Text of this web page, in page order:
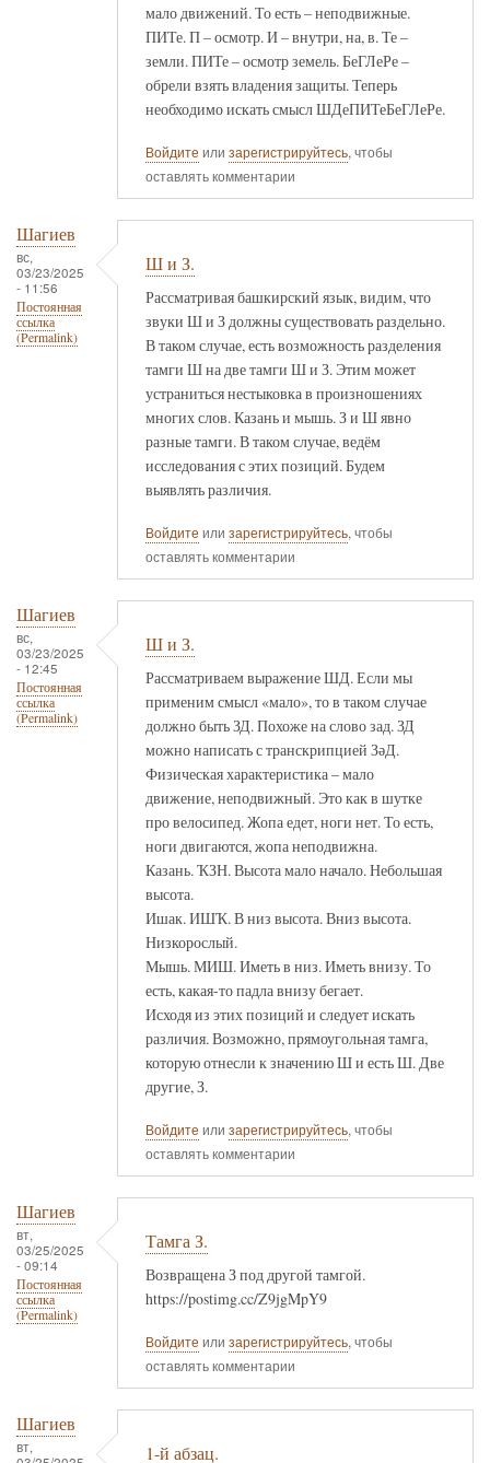
мало движений. То есть – неподвижные.
ПИТе. П – осмотр. И – внутри, на, в. Те –
земли. ПИТе – осмотр земель. БеГЛеРе –
обрели взять владения защиты. Теперь
необходимо искать смысл ШДеПИТеБеГЛеРе.
Войдите или зарегистрируйтесь, чтобы
оставлять комментарии
Шагиев
вс,
03/23/2025
- 11:56
Постоянная
ссылка
(Permalink)
Ш и З.
Рассматривая башкирский язык, видим, что
звуки Ш и З должны существовать раздельно.
В таком случае, есть возможность разделения
тамги Ш на две тамги Ш и З. Этим может
устраниться нестыковка в произношениях
многих слов. Казань и мышь. З и Ш явно
разные тамги. В таком случае, ведём
исследования с этих позиций. Будем
выявлять различия.
Войдите или зарегистрируйтесь, чтобы
оставлять комментарии
Шагиев
вс,
03/23/2025
- 12:45
Постоянная
ссылка
(Permalink)
Ш и З.
Рассматриваем выражение ШД. Если мы
применим смысл «мало», то в таком случае
должно быть ЗД. Похоже на слово зад. ЗД
можно написать с транскрипцией ЗәД.
Физическая характеристика – мало
движение, неподвижный. Это как в шутке
про велосипед. Жопа едет, ноги нет. То есть,
ноги двигаются, жопа неподвижна.
Казань. ҠЗН. Высота мало начало. Небольшая
высота.
Ишак. ИШҠ. В низ высота. Вниз высота.
Низкорослый.
Мышь. МИШ. Иметь в низ. Иметь внизу. То
есть, какая-то падла внизу бегает.
Исходя из этих позиций и следует искать
различия. Возможно, прямоугольная тамга,
которую отнесли к значению Ш и есть Ш. Две
другие, З.
Войдите или зарегистрируйтесь, чтобы
оставлять комментарии
Шагиев
вт,
03/25/2025
- 09:14
Постоянная
ссылка
(Permalink)
Тамга З.
Возвращена З под другой тамгой.
https://postimg.cc/Z9jgMpY9
Войдите или зарегистрируйтесь, чтобы
оставлять комментарии
Шагиев
вт,
1-й абзац.